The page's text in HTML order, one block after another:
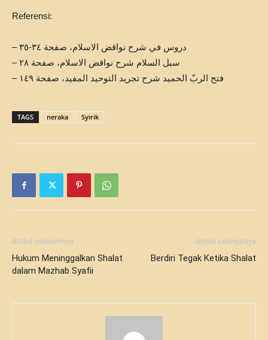
Referensi:
– دروس في شرح نواقض الاسلام، صفحة ٣٤-٣٥
– سبل السلام شرح نواقض الاسلام، صفحة ٢٨
– فتح الربّ الحميد شرح تجريد التوحيد المفيد، صفحة ١٤٩
TAGS neraka Syirik
Artikel sebelumnya
Hukum Meninggalkan Shalat
dalam Mazhab Syafii
Artikel selanjutnya
Berdiri Tegak Ketika Shalat